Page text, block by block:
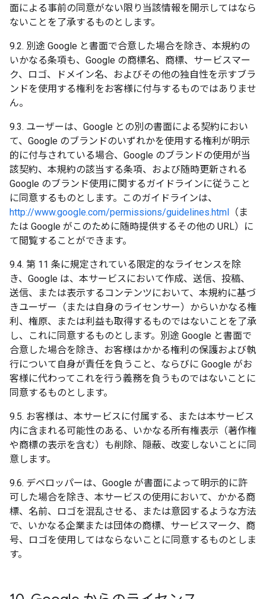
面による事前の同意がない限り当該情報を開示してはなら
ないことを了承するものとします。
9.2. 別途 Google と書面で合意した場合を除き、本規約の
いかなる条項も、Google の商標名、商標、サービスマー
ク、ロゴ、ドメイン名、およびその他の独自性を示すブラ
ンドを使用する権利をお客様に付与するものではありませ
ん。
9.3. ユーザーは、Google との別の書面による契約におい
て、Google のブランドのいずれかを使用する権利が明示
的に付与されている場合、Google のブランドの使用が当
該契約、本規約の該当する条項、および随時更新される
Google のブランド使用に関するガイドラインに従うこと
に同意するものとします。このガイドラインは、
http://www.google.com/permissions/guidelines.html （ま
たは Google がこのために随時提供するその他の URL）に
て閲覧することができます。
9.4. 第 11 条に規定されている限定的なライセンスを除
き、Google は、本サービスにおいて作成、送信、投稿、
送信、または表示するコンテンツにおいて、本規約に基づ
きユーザー（または自身のライセンサー）からいかなる権
利、権原、または利益も取得するものではないことを了承
し、これに同意するものとします。別途 Google と書面で
合意した場合を除き、お客様はかかる権利の保護および執
行について自身が責任を負うこと、ならびに Google がお
客様に代わってこれを行う義務を負うものではないことに
同意するものとします。
9.5. お客様は、本サービスに付属する、または本サービス
内に含まれる可能性のある、いかなる所有権表示（著作権
や商標の表示を含む）も削除、隠蔽、改変しないことに同
意します。
9.6. デベロッパーは、Google が書面によって明示的に許
可した場合を除き、本サービスの使用において、かかる商
標、名前、ロゴを混乱させる、または意図するような方法
で、いかなる企業または団体の商標、サービスマーク、商
号、ロゴを使用してはならないことに同意するものとしま
す。